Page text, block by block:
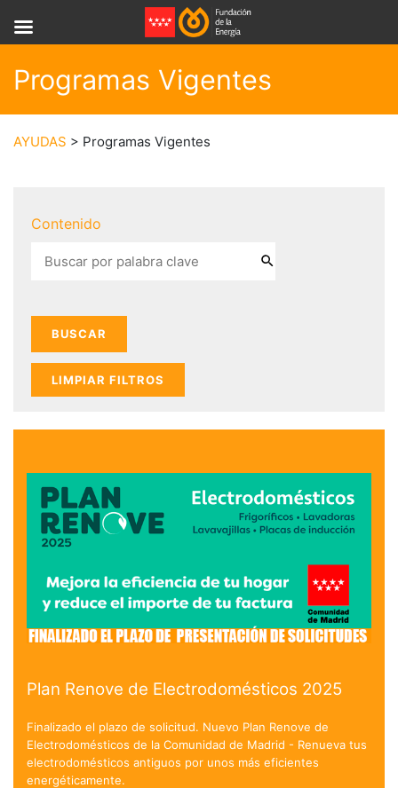
Programas Vigentes
AYUDAS > Programas Vigentes
Contenido
LIMPIAR FILTROS
Plan Renove de Electrodomésticos 2025
Finalizado el plazo de solicitud. Nuevo Plan Renove de
Electrodomésticos de la Comunidad de Madrid - Renueva tus
electrodomésticos antiguos por unos más eficientes
energéticamente.